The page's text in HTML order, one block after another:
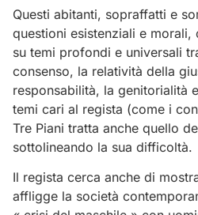
Questi abitanti, sopraffatti e
questioni esistenziali e
su temi profondi e universali
consenso, la relatività della
responsabilità, la genitorialità
temi cari al regista (come i
Tre Piani tratta anche quello
sottolineando la sua difficoltà.
Il regista cerca anche di
affligge la società